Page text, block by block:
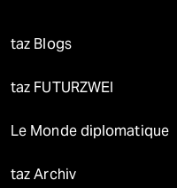
taz Blogs
taz FUTURZWEI
Le Monde diplomatique
taz Archiv